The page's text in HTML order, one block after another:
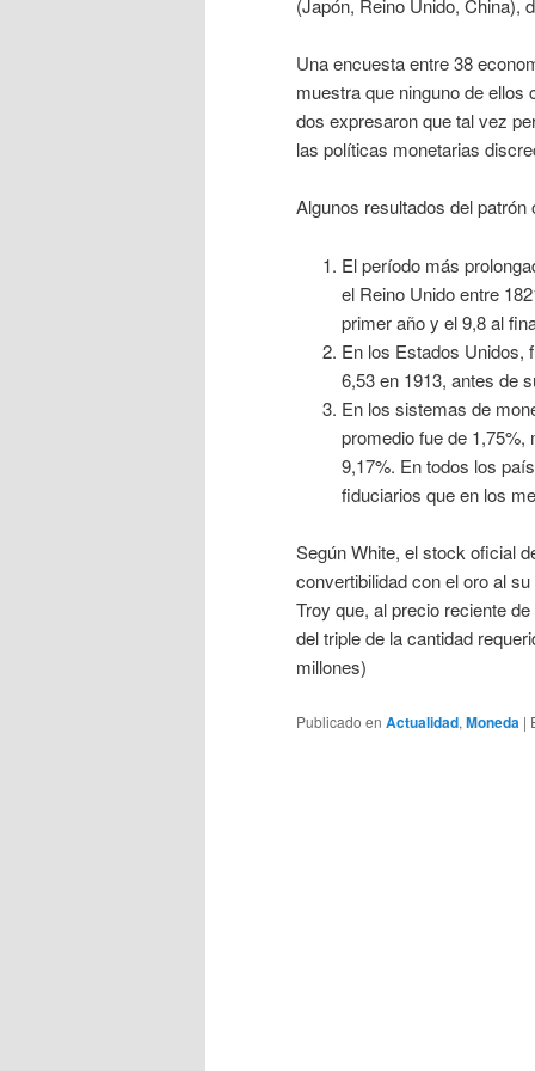
(Japón, Reino Unido, China),
Una encuesta entre 38
muestra que ninguno de
dos expresaron que tal vez
las políticas monetarias
Algunos resultados del patrón
El período más
el Reino Unido entre
primer año y el 9,8 al
En los Estados Unidos,
6,53 en 1913, antes de
En los sistemas de
promedio fue de
9,17%. En todos los
fiduciarios que en los
Según White, el stock oficial
convertibilidad con el oro al
Troy que, al precio reciente
del triple de la cantidad
millones)
Publicado en Actualidad, Moneda |